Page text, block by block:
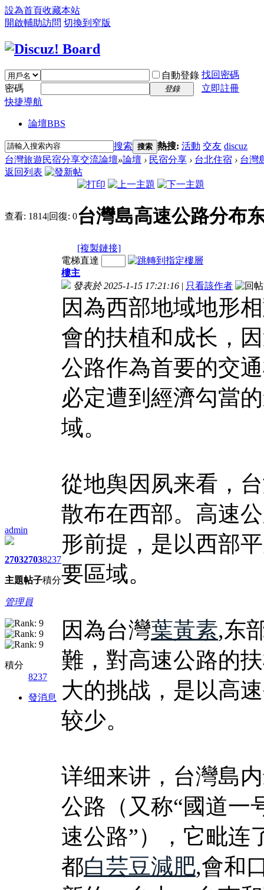
設為首頁收藏本站
開啟輔助訪問 切換到窄版
自動登錄 找回密碼
密碼
登錄
立即註冊
快捷導航
論壇BBS
搜索 搜索 熱搜: 活動 交友 discuz
台灣旅遊民宿分享交流論壇»論壇 › 民宿分享 › 台北住宿 › 台灣
返回列表
查看: 1814|回復: 0台灣島高速公路分布
[複製鏈接]
admin
2703
主題
2703
帖子
8237
積分
管理員
積分
8237
發消息
電梯直達
樓主
發表於 2025-1-15 17:21:16 | 只看該作者
因為西部地域地形
會的扶植和成长，
公路作為首要的交
必定遭到經濟勾當
域。
從地舆因夙来看，
散布在西部。高速
形前提，是以西部
要區域。
因為台灣葉黃素,东
難，對高速公路的
大的挑战，是以高
较少。
详细来讲，台灣島
公路（又称“國道一
速公路”），它毗连
都白芸豆減肥,會和